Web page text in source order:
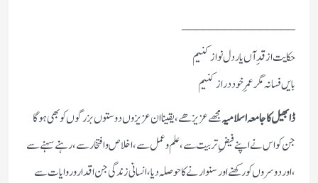
حکایت از قدِ آں یار دل نواز کنیم
بایں فسانہ مگر عمرِ خود دراز کنیم
ڈابھیل کا جامعہ اسلامیہمجھے عزیز ھے ،یقینا ان عزیزوں دوستوں بزرگوں کو بھی ہوگا
جن کو اس نے اپنے فیضِ تربیت سے ، علم و عمل سے ، اخلاص و افتخار سے ، رہنے سہنے سے
،اور دوسروں کو رکھنے اور سنوارنے کا حوصلہ دیا ، انسانی زندگی جن اقدار و روایات سے